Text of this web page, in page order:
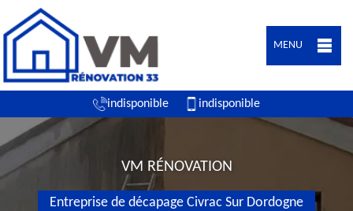
MENU
indisponible indisponible
VM RÉNOVATION
Entreprise de décapage Civrac Sur Dordogne